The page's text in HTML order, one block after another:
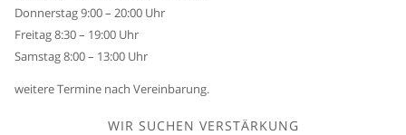
Donnerstag 9:00 – 20:00 Uhr
Freitag 8:30 – 19:00 Uhr
Samstag 8:00 – 13:00 Uhr
weitere Termine nach Vereinbarung.
WIR SUCHEN VERSTÄRKUNG